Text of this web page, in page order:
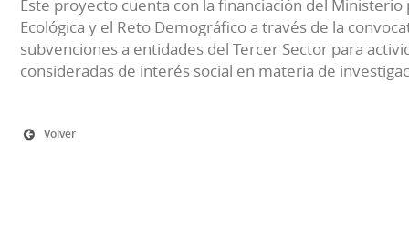
Este proyecto cuenta con la financiación del Ministerio
Ecológica y el Reto Demográfico a través de la
subvenciones a entidades del Tercer Sector para
consideradas de interés social en materia de
Volver